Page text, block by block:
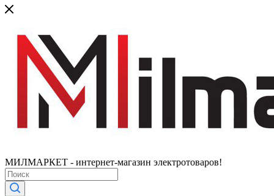
МИЛМАРКЕТ - интернет-магазин электротоваров!